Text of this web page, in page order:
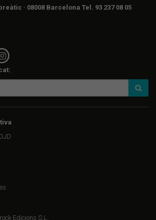
· 08008 Barcelona Tel. 93 237 08 05
Edicions S.L.